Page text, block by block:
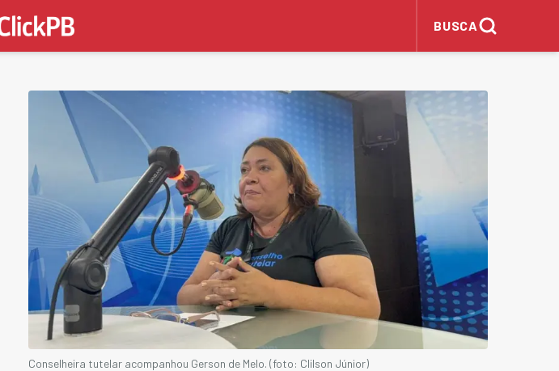
BUSCA
Conselheira tutelar acompanhou Gerson de Melo. (foto: Clilson Júnior)